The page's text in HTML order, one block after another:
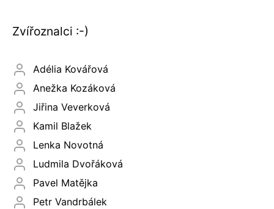
Zvířoznalci :-)
Adélia Kovářová
Anežka Kozáková
Jiřina Veverková
Kamil Blažek
Lenka Novotná
Ludmila Dvořáková
Pavel Matějka
Petr Vandrbálek